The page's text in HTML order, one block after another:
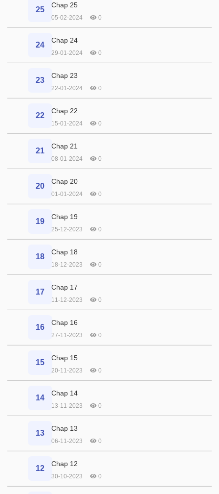
25
Chap 25
05-02-2024 0
24
Chap 24
29-01-2024 0
23
Chap 23
22-01-2024 0
22
Chap 22
15-01-2024 0
21
Chap 21
08-01-2024 0
20
Chap 20
01-01-2024 0
19
Chap 19
25-12-2023 0
18
Chap 18
18-12-2023 0
17
Chap 17
11-12-2023 0
16
Chap 16
27-11-2023 0
15
Chap 15
20-11-2023 0
14
Chap 14
13-11-2023 0
13
Chap 13
06-11-2023 0
12
Chap 12
30-10-2023 0